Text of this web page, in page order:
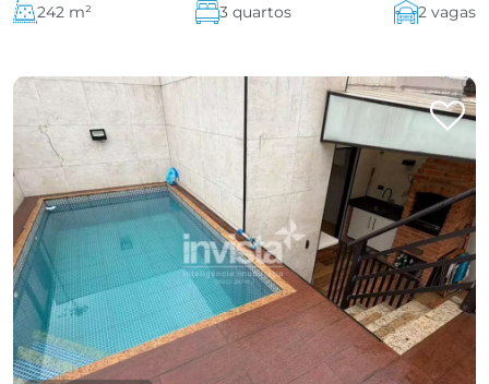
242 m² 3 quartos 2 vagas